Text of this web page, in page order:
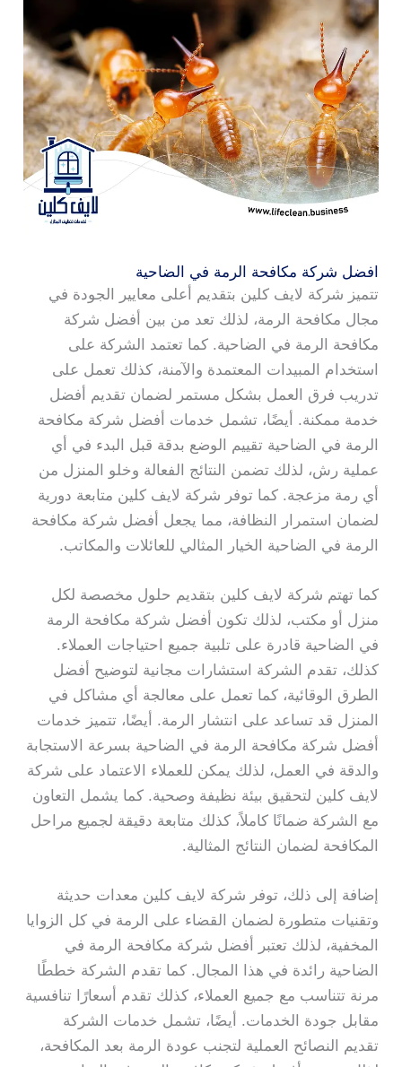
افضل شركة مكافحة الرمة في الضاحية
تتميز شركة لايف كلين بتقديم أعلى معايير الجودة في
مجال مكافحة الرمة، لذلك تعد من بين أفضل شركة
مكافحة الرمة في الضاحية. كما تعتمد الشركة على
استخدام المبيدات المعتمدة والآمنة، كذلك تعمل على
تدريب فرق العمل بشكل مستمر لضمان تقديم أفضل
خدمة ممكنة. أيضًا، تشمل خدمات أفضل شركة مكافحة
الرمة في الضاحية تقييم الوضع بدقة قبل البدء في أي
عملية رش، لذلك تضمن النتائج الفعالة وخلو المنزل من
أي رمة مزعجة. كما توفر شركة لايف كلين متابعة دورية
لضمان استمرار النظافة، مما يجعل أفضل شركة مكافحة
الرمة في الضاحية الخيار المثالي للعائلات والمكاتب.
كما تهتم شركة لايف كلين بتقديم حلول مخصصة لكل
منزل أو مكتب، لذلك تكون أفضل شركة مكافحة الرمة
في الضاحية قادرة على تلبية جميع احتياجات العملاء.
كذلك، تقدم الشركة استشارات مجانية لتوضيح أفضل
الطرق الوقائية، كما تعمل على معالجة أي مشاكل في
المنزل قد تساعد على انتشار الرمة. أيضًا، تتميز خدمات
أفضل شركة مكافحة الرمة في الضاحية بسرعة الاستجابة
والدقة في العمل، لذلك يمكن للعملاء الاعتماد على شركة
لايف كلين لتحقيق بيئة نظيفة وصحية. كما يشمل التعاون
مع الشركة ضمانًا كاملاً، كذلك متابعة دقيقة لجميع مراحل
المكافحة لضمان النتائج المثالية.
إضافة إلى ذلك، توفر شركة لايف كلين معدات حديثة
وتقنيات متطورة لضمان القضاء على الرمة في كل الزوايا
المخفية، لذلك تعتبر أفضل شركة مكافحة الرمة في
الضاحية رائدة في هذا المجال. كما تقدم الشركة خططًا
مرنة تتناسب مع جميع العملاء، كذلك تقدم أسعارًا تنافسية
مقابل جودة الخدمات. أيضًا، تشمل خدمات الشركة
تقديم النصائح العملية لتجنب عودة الرمة بعد المكافحة،